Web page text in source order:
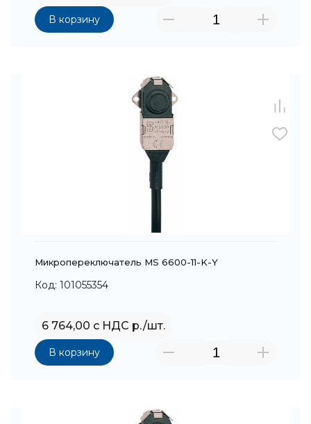
В корзину
Микропереключатель MS 6600-11-K-Y
Код: 101055354
6 764,00 с НДС р./шт.
В корзину